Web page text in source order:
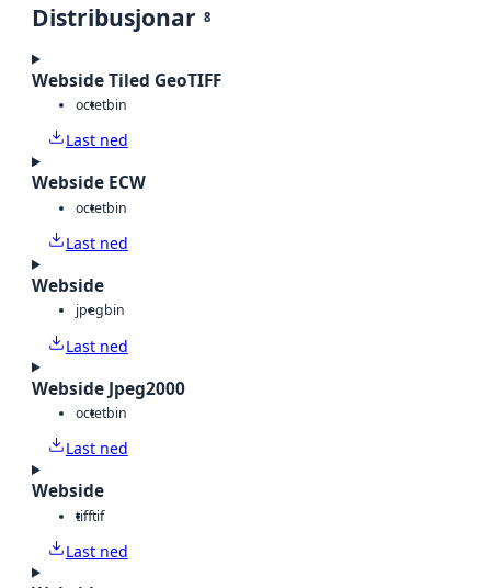
Distribusjonar 8
Webside Tiled GeoTIFF
octetbin
Last ned
Webside ECW
octetbin
Last ned
Webside
jpegbin
Last ned
Webside Jpeg2000
octetbin
Last ned
Webside
tifftif
Last ned